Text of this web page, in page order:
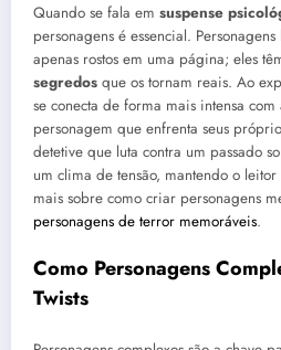
Quando se fala em suspense
personagens é essencial.
apenas rostos em uma página; eles
segredos que os tornam reais. Ao
se conecta de forma mais intensa
personagem que enfrenta seus
detetive que luta contra um passado
um clima de tensão, mantendo o
mais sobre como criar personagens
personagens de terror memoráveis.
Como Personagens
Twists